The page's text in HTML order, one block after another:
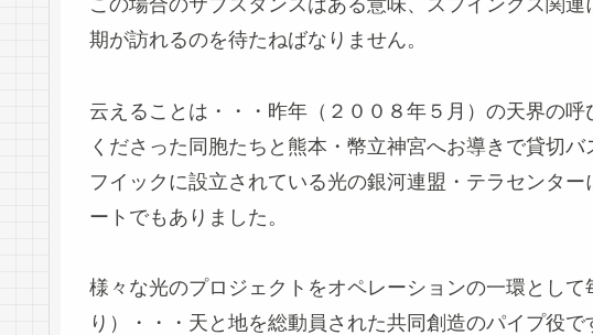
この場合のサブスタンスはある意味、スフインクス関
期が訪れるのを待たねばなりません。
云えることは・・・昨年（２００８年５月）の天界の
くださった同胞たちと熊本・幣立神宮へお導きで貸切
フイックに設立されている光の銀河連盟・テラセンタ
ートでもありました。
様々な光のプロジェクトをオペレーションの一環とし
り）・・・天と地を総動員された共同創造のパイプ役で